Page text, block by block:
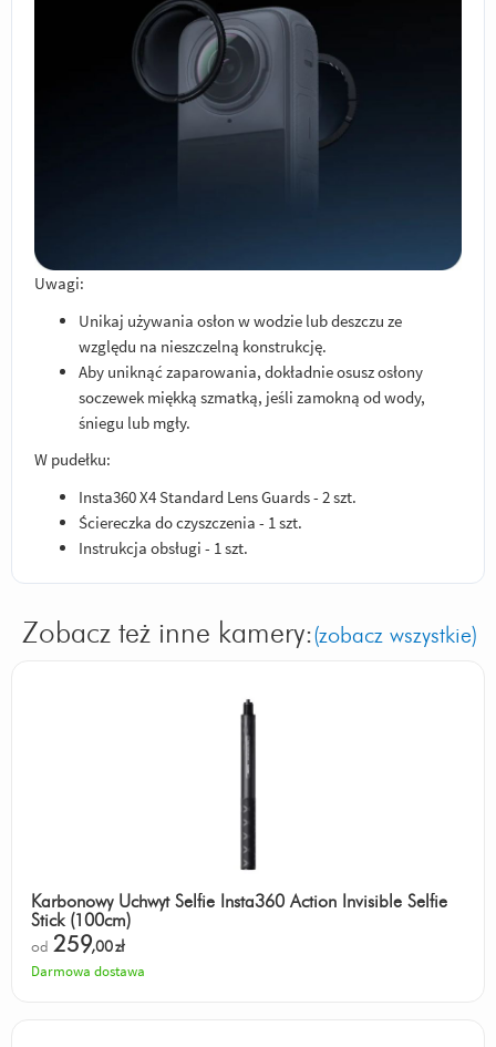
Uwagi:
Unikaj używania osłon w wodzie lub deszczu ze
względu na nieszczelną konstrukcję.
Aby uniknąć zaparowania, dokładnie osusz osłony
soczewek miękką szmatką, jeśli zamokną od wody,
śniegu lub mgły.
W pudełku:
Insta360 X4 Standard Lens Guards - 2 szt.
Ściereczka do czyszczenia - 1 szt.
Instrukcja obsługi - 1 szt.
Zobacz też inne kamery:(zobacz wszystkie)
Karbonowy Uchwyt Selfie Insta360 Action Invisible Selfie
Stick (100cm)
od 259,00zł
Darmowa dostawa